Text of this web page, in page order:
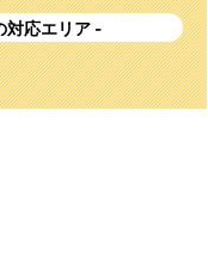
対応エリア -